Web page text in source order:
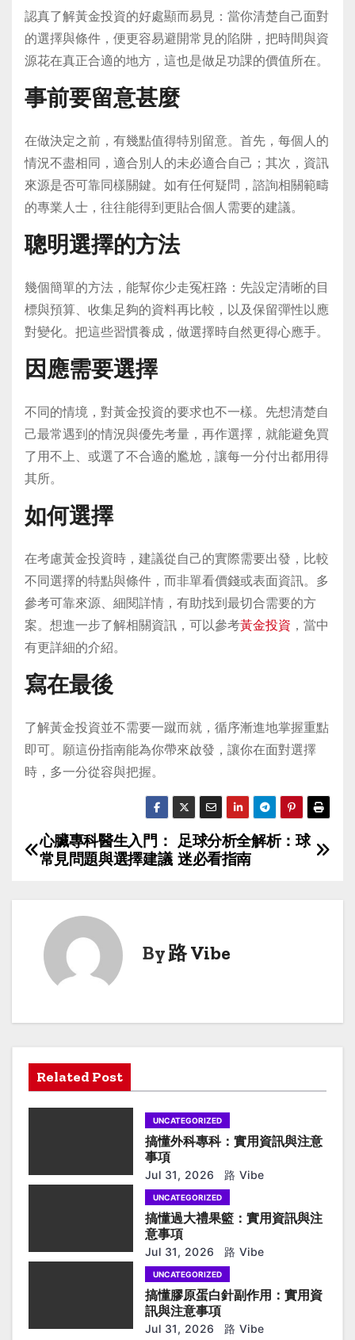
認真了解黃金投資的好處顯而易見：當你清楚自己面對
的選擇與條件，便更容易避開常見的陷阱，把時間與資
源花在真正合適的地方，這也是做足功課的價值所在。
事前要留意甚麼
在做決定之前，有幾點值得特別留意。首先，每個人的
情況不盡相同，適合別人的未必適合自己；其次，資訊
來源是否可靠同樣關鍵。如有任何疑問，諮詢相關範疇
的專業人士，往往能得到更貼合個人需要的建議。
聰明選擇的方法
幾個簡單的方法，能幫你少走冤枉路：先設定清晰的目
標與預算、收集足夠的資料再比較，以及保留彈性以應
對變化。把這些習慣養成，做選擇時自然更得心應手。
因應需要選擇
不同的情境，對黃金投資的要求也不一樣。先想清楚自
己最常遇到的情況與優先考量，再作選擇，就能避免買
了用不上、或選了不合適的尷尬，讓每一分付出都用得
其所。
如何選擇
在考慮黃金投資時，建議從自己的實際需要出發，比較
不同選擇的特點與條件，而非單看價錢或表面資訊。多
參考可靠來源、細閱詳情，有助找到最切合需要的方
案。想進一步了解相關資訊，可以參考黃金投資 ，當中
有更詳細的介紹。
寫在最後
了解黃金投資並不需要一蹴而就，循序漸進地掌握重點
即可。願這份指南能為你帶來啟發，讓你在面對選擇
時，多一分從容與把握。
P
i
g
n
足球分析全解析：球
迷必看指南
心臟專科醫生入門：
常見問題與選擇建議
By路 Vibe
Related Post
UNCATEGORIZED
搞懂外科專科：實用資訊與注意
事項
Jul 31, 2026 路 Vibe
UNCATEGORIZED
搞懂過大禮果籃：實用資訊與注
意事項
Jul 31, 2026 路 Vibe
UNCATEGORIZED
搞懂膠原蛋白針副作用：實用資
訊與注意事項
Jul 31, 2026 路 Vibe